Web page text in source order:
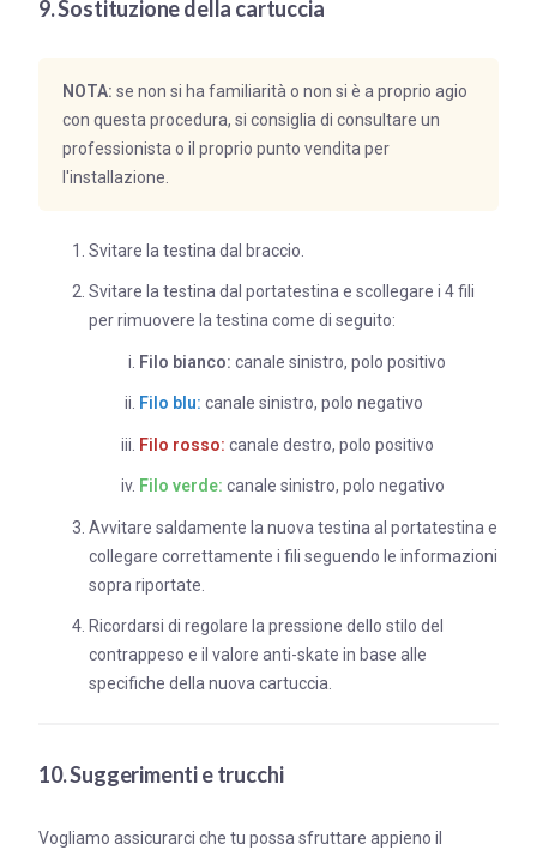
9. Sostituzione della cartuccia
NOTA: se non si ha familiarità o non si è a proprio agio
con questa procedura, si consiglia di consultare un
professionista o il proprio punto vendita per
l'installazione.
Svitare la testina dal braccio.
Svitare la testina dal portatestina e scollegare i 4 fili
per rimuovere la testina come di seguito:
Filo bianco: canale sinistro, polo positivo
Filo blu: canale sinistro, polo negativo
Filo rosso: canale destro, polo positivo
Filo verde: canale sinistro, polo negativo
Avvitare saldamente la nuova testina al portatestina e
collegare correttamente i fili seguendo le informazioni
sopra riportate.
Ricordarsi di regolare la pressione dello stilo del
contrappeso e il valore anti-skate in base alle
specifiche della nuova cartuccia.
10. Suggerimenti e trucchi
Vogliamo assicurarci che tu possa sfruttare appieno il